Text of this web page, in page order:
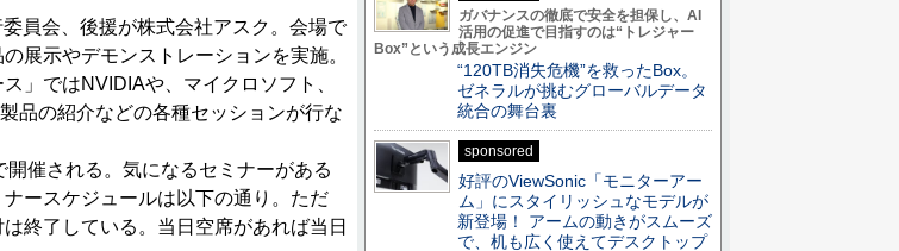
員会、後援が株式会社アスク。会場で
展示やデモンストレーションを実施。
」ではNVIDIAや、マイクロソフト、
品の紹介などの各種セッションが行な
催される。気になるセミナーがある
ースケジュールは以下の通り。ただ
終了している。当日空席があれば当日
ガバナンスの徹底で安全を担保し、AI
活用の促進で目指すのは“トレジャー
Box”という成長エンジン
“120TB消失危機”を救ったBox。
ゼネラルが挑むグローバルデータ
統合の舞台裏
sponsored
好評のViewSonic「モニターアー
ム」にスタイリッシュなモデルが
新登場！ アームの動きがスムーズ
で、机も広く使えてデスクトップ